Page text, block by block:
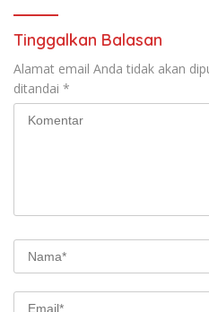
Tinggalkan Balasan
Alamat email Anda tidak akan
ditandai *